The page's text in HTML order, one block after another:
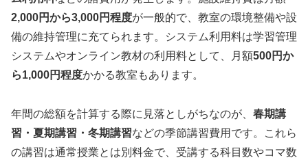
2,000円から3,000円程度が一般的で、教室の環境整備や設
備の維持管理に充てられます。システム利用料は学習管理
システムやオンライン教材の利用料として、月額500円か
ら1,000円程度かかる教室もあります。
年間の総額を計算する際に見落としがちなのが、 春期講
習・夏期講習・冬期講習などの季節講習費用です。これら
の講習は通常授業とは別料金で、受講する科目数やコマ数